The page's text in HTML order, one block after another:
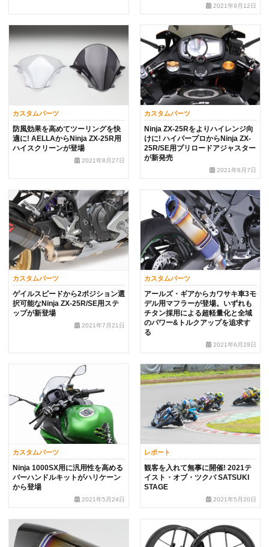
2021年9月12日
カスタムパーツ
防風効果を高めてツーリングを快
適に! AELLAからNinja ZX-25R用
ハイスクリーンが登場
2021年8月27日
カスタムパーツ
Ninja ZX-25Rをよりハイレンジ向
けに! ハイパープロからNinja ZX-
25R/SE用プリロードアジャスター
が新発売
2021年8月7日
カスタムパーツ
ゲイルスピードから2ポジション選
択可能なNinja ZX-25R/SE用ステ
ップが新登場
2021年7月21日
カスタムパーツ
アールズ・ギアからカワサキ車3モ
デル用マフラーが登場。いずれも
チタン採用による超軽量化と全域
のパワー&トルクアップを追求す
る
2021年6月29日
カスタムパーツ
Ninja 1000SX用に汎用性を高める
バーハンドルキットがハリケーン
から登場
2021年5月24日
レポート
観客を入れて無事に開催! 2021テ
イスト・オブ・ツクバ SATSUKI
STAGE
2021年5月20日